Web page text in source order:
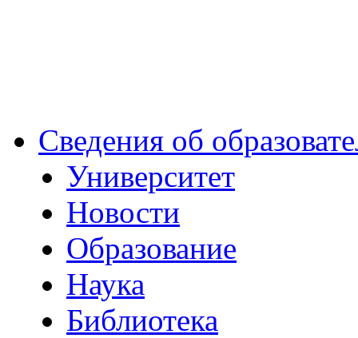
Сведения об
Университет
Новости
Образование
Наука
Библиотека